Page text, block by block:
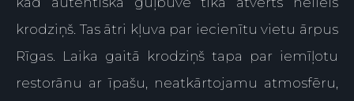
krodziņš. Tas ātri kļuva par iecienītu vietu ārpus
Rīgas. Laika gaitā krodziņš tapa par iemīļotu
restorānu ar īpašu, neatkārtojamu atmosfēru,